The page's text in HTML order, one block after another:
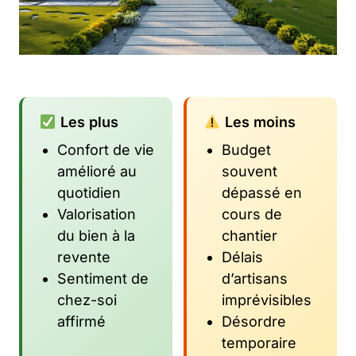
Les plus
Confort de vie
amélioré au
quotidien
Valorisation
du bien à la
revente
Sentiment de
chez-soi
affirmé
Les moins
Budget
souvent
dépassé en
cours de
chantier
Délais
d’artisans
imprévisibles
Désordre
temporaire